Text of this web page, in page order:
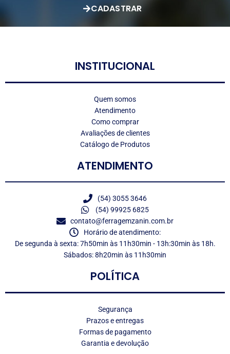
CADASTRAR
INSTITUCIONAL
Quem somos
Atendimento
Como comprar
Avaliações de clientes
Catálogo de Produtos
ATENDIMENTO
(54) 3055 3646
(54) 99925 6825
contato@ferragemzanin.com.br
Horário de atendimento:
De segunda à sexta: 7h50min às 11h30min - 13h:30min às 18h.
Sábados: 8h20min às 11h30min
POLÍTICA
Segurança
Prazos e entregas
Formas de pagamento
Garantia e devolução